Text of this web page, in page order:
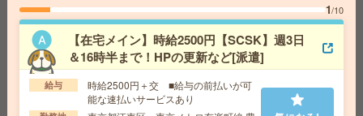
給 与
時給換算 時給2800円（残業代・交通費は別途支給あ
り）
交通費
勤務地 二子玉川駅 徒歩4分、成城学園前駅 バス30分
気になる!
1/10
【在宅メイン】時給2500円【SCSK】週3日
＆16時半まで！HPの更新など[派遣]
給与
時給2500円＋交 ■給与の前払いが可
能な速払いサービスあり